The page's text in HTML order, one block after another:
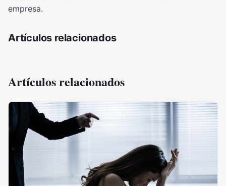
empresa.
Artículos relacionados
Artículos relacionados